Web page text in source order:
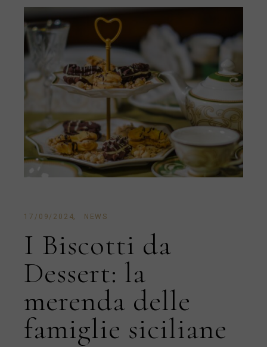
17/09/2024 NEWS
I Biscotti da
Dessert: la
merenda delle
famiglie siciliane